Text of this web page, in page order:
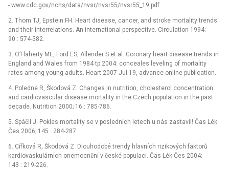
-⁠ www.cdc.gov/nchs/data/nvsr/nvsr55/nvsr55_19.pdf
2. Thom TJ, Epstein FH. Heart disease, cancer, and stroke mortality trends
and their interrelations. An international perspective. Circulation 1994;
90 : 574-582.
3. O’Flaherty ME, Ford ES, Allender S et al. Coronary heart disease trends in
England and Wales from 1984 tp 2004: conceales leveling of mortality
rates among young adults. Heart 2007 Jul 19, advance online publication.
4. Poledne R, Škodová Z. Changes in nutrition, cholesterol concentration
and cardiovascular disease mortality in the Czech population in the past
decade. Nutrition 2000; 16 : 785-786.
5. Spáčil J. Pokles mortality se v posledních letech u nás zastavil! Čas Lék
Čes 2006; 145 : 284-287.
6. Cífková R, Škodová Z. Dlouhodobé trendy hlavních rizikových faktorů
kardiovaskulárních onemocnění v české populaci. Čas Lék Čes 2004;
143 : 219-226.